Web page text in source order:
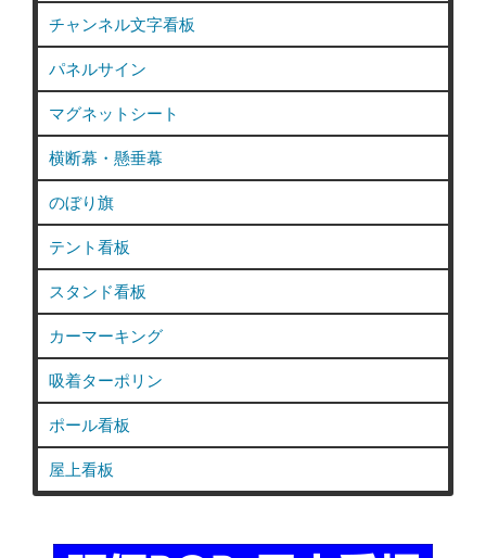
チャンネル文字看板
パネルサイン
マグネットシート
横断幕・懸垂幕
のぼり旗
テント看板
スタンド看板
カーマーキング
吸着ターポリン
ポール看板
屋上看板